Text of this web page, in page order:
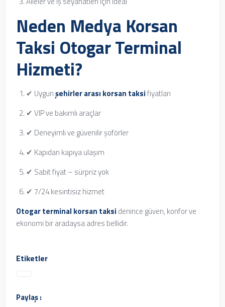
Neden Medya Korsan
Taksi Otogar Terminal
Hizmeti?
✔ Uygunşehirler arası korsan taksifiyatları
✔ VIP ve bakımlı araçlar
✔ Deneyimli ve güvenilir şoförler
✔ Kapıdan kapıya ulaşım
✔ Sabit fiyat – sürpriz yok
✔ 7/24 kesintisiz hizmet
Otogar terminal korsan taksi denince güven, konfor ve
ekonomi bir aradaysa adres bellidir.
Etiketler
Paylaş :